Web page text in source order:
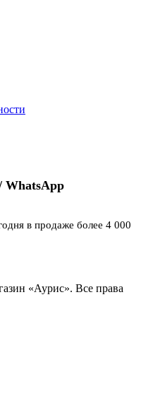
WhatsApp
в продаже более 4 000
«Аурис». Все права